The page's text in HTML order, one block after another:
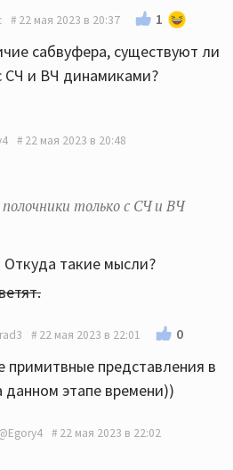
22 мая 2023 в 20:37 1
сабвуфера, существуют ли
СЧ и ВЧ динамиками?
22 мая 2023 в 20:48
только с СЧ и ВЧ
такие мысли?
22 мая 2023 в 22:01 0
представления в
данном этапе времени))
22 мая 2023 в 22:02